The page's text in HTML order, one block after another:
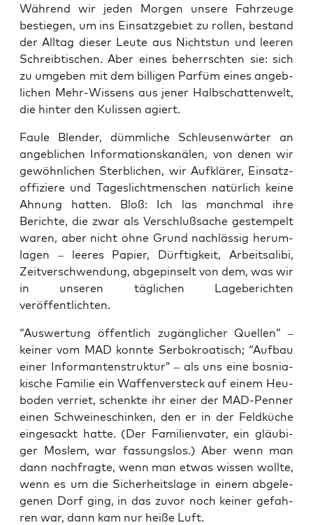
Wäh­rend wir jeden Mor­gen unse­re Fahr­zeu­ge
bestie­gen, um ins Ein­satz­ge­biet zu rol­len, bestand
der All­tag die­ser Leu­te aus Nichts­tun und lee­ren
Schreib­ti­schen. Aber eines beherrsch­ten sie: sich
zu umge­ben mit dem bil­li­gen Par­füm eines angeb­
li­chen Mehr-Wis­sens aus jener Halb­schat­ten­welt,
die hin­ter den Kulis­sen agiert.
Fau­le Blen­der, dümm­li­che Schleu­sen­wär­ter an
angeb­li­chen Infor­ma­ti­ons­ka­nä­len, von denen wir
gewöhn­li­chen Sterb­li­chen, wir Auf­klä­rer, Ein­satz­
of­fi­zie­re und Tages­licht­men­schen natür­lich kei­ne
Ahnung hat­ten. Bloß: Ich las manch­mal ihre
Berich­te, die zwar als Ver­schluß­sa­che gestem­pelt
waren, aber nicht ohne Grund nach­läs­sig her­um­
la­gen – lee­res Papier, Dürf­tig­keit, Arbeit­sa­li­bi,
Zeit­ver­schwen­dung, abge­pin­selt von dem, was wir
in unse­ren täg­li­chen Lage­be­rich­ten
veröffentlichten.
“Aus­wer­tung öffent­lich zugäng­li­cher Quel­len” –
kei­ner vom MAD konn­te Ser­bo­kroa­tisch; “Auf­bau
einer Infor­man­ten­struk­tur” – als uns eine bos­nia­
ki­sche Fami­lie ein Waf­fen­ver­steck auf einem Heu­
bo­den ver­riet, schenk­te ihr einer der MAD-Pen­ner
einen Schwei­ne­schin­ken, den er in der Feld­kü­che
ein­ge­sackt hat­te. (Der Fami­li­en­va­ter, ein gläu­bi­
ger Mos­lem, war fas­sungs­los.) Aber wenn man
dann nach­frag­te, wenn man etwas wis­sen woll­te,
wenn es um die Sicher­heits­la­ge in einem abge­le­
ge­nen Dorf ging, in das zuvor noch kei­ner gefah­
ren war, dann kam nur hei­ße Luft.